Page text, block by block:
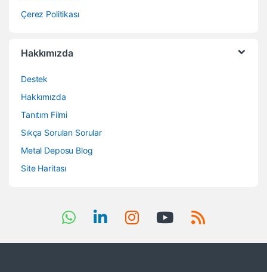
Çerez Politikası
Hakkımızda
Destek
Hakkımızda
Tanıtım Filmi
Sıkça Sorulan Sorular
Metal Deposu Blog
Site Haritası